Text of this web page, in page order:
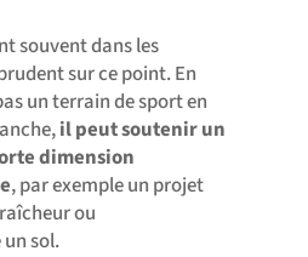
souvent dans les
sur ce point. En
un terrain de sport en
il peut soutenir un
dimension
, par exemple un projet
ou
sol.